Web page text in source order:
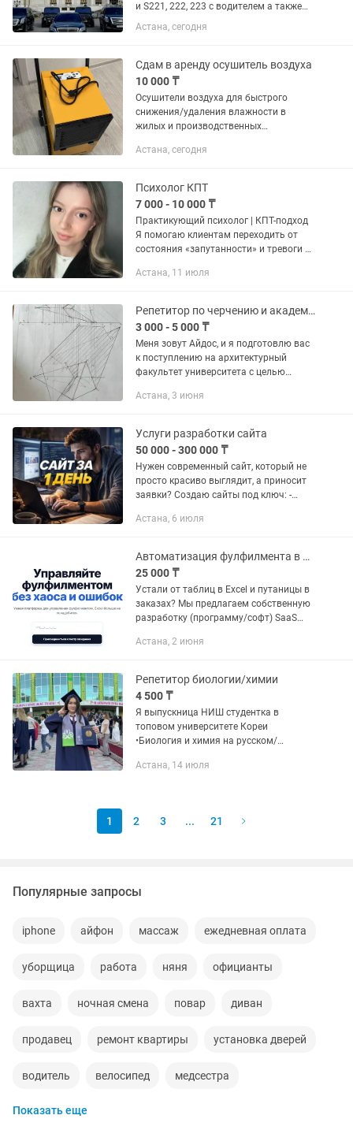
и S221, 222, 223 с водителем а также
есть лимузины Свадебные торжества.
Трансферы Аэропорт. Выезд на
Романтический вечер для двоих,...
Астана, сегодня
Сдам в аренду осушитель воздуха
10 000 ₸
Осушители воздуха для быстрого
снижения/удаления влажности в
жилых и производственных
ликвидации последствий потопа, а
поверхностей при...
Астана, сегодня
Психолог КПТ
7 000 - 10 000 ₸
Практикующий психолог | КПТ-подход
Я помогаю клиентам переходить от
состояния «запутанности» и тревоги к
изменениям в жизни. В основе моей
Астана, 11 июля
Репетитор по черчению и академическому рисунку
3 000 - 5 000 ₸
Меня зовут Айдос, и я подготовлю вас
к поступлению на архитектурный
факультет университета с целью
Черчение и инженерная графика – 8
Астана, 3 июня
Услуги разработки сайта
50 000 - 300 000 ₸
Нужен современный сайт, который не
просто красиво выглядит, а приносит
заявки? Создаю сайты под ключ: -
адаптация под телефон и ПК - Быстрая
Астана, 6 июля
Автоматизация фулфилмента в Казахстане WMS SaaS-система
25 000 ₸
Устали от таблиц в Excel и путаницы в
заказах? Мы предлагаем собственную
разработку (программу/софт) SaaS
ведения фулфилмента. Автоматизация
Астана, 2 июня
Репетитор биологии/химии
4 500 ₸
Я выпускница НИШ студентка в
топовом университете Кореи
•Биология и химия на русском/
пробелов, •Помощь с СОР и СОЧ
Астана, 14 июля
1 2 3 ... 21
Популярные запросы
iphone айфон массаж ежедневная оплата
уборщица работа няня официанты
вахта ночная смена повар диван
продавец ремонт квартиры установка дверей
водитель велосипед медсестра
удаленная работа
Показать еще